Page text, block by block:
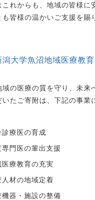
これからも、地域の皆様に
も皆様の温かいご支援を賜
潟大学魚沼地域医療教
域の医療の質を守り、未来
いたご寄附は、下記の事業
診療医の育成
専門医の輩出支援
医療教育の充実
人材の地域定着
機器・施設の整備